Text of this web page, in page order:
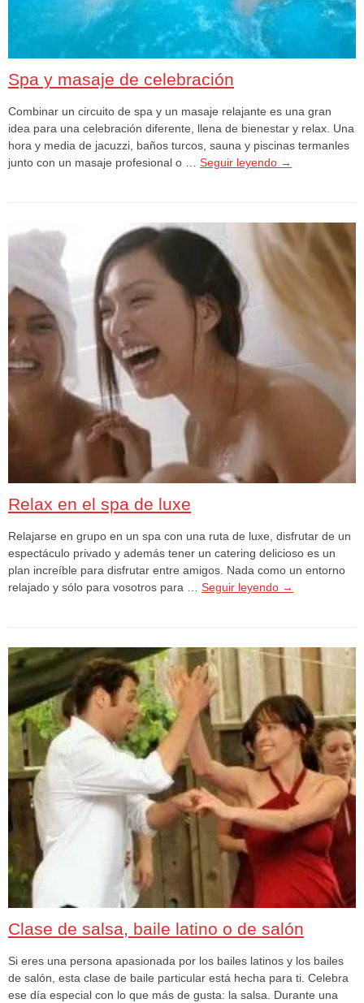
Spa y masaje de celebración
Combinar un circuito de spa y un masaje relajante es una gran
idea para una celebración diferente, llena de bienestar y relax. Una
hora y media de jacuzzi, baños turcos, sauna y piscinas termanles
junto con un masaje profesional o … Seguir leyendo →
Relax en el spa de luxe
Relajarse en grupo en un spa con una ruta de luxe, disfrutar de un
espectáculo privado y además tener un catering delicioso es un
plan increíble para disfrutar entre amigos. Nada como un entorno
relajado y sólo para vosotros para … Seguir leyendo →
Clase de salsa, baile latino o de salón
Si eres una persona apasionada por los bailes latinos y los bailes
de salón, esta clase de baile particular está hecha para ti. Celebra
ese día especial con lo que más de gusta: la salsa. Durante una